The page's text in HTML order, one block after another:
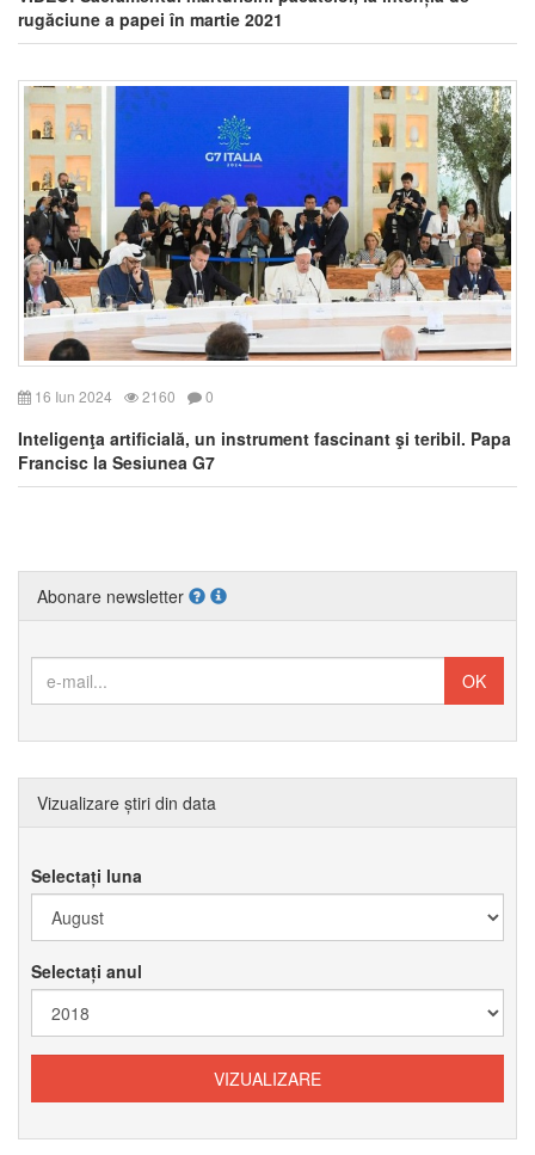
rugăciune a papei în martie 2021
16 Iun 2024 2160 0
Inteligenţa artificială, un instrument fascinant şi teribil. Papa
Francisc la Sesiunea G7
Abonare newsletter
Vizualizare știri din data
Selectați luna
Selectați anul